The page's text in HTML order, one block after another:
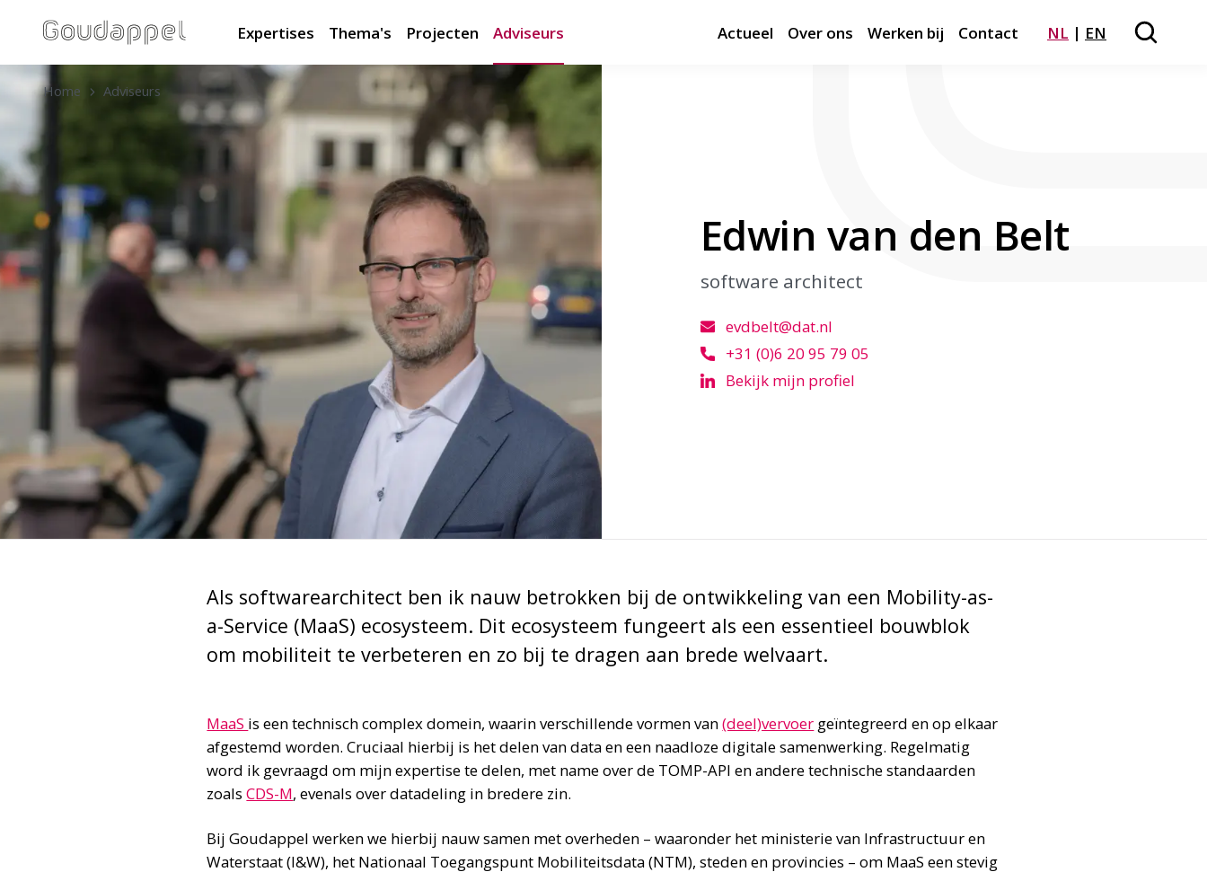
Zoeken
Expertises Thema's Projecten Adviseurs Actueel Over ons Werken bij Contact NL EN
Home Adviseurs
Edwin van den Belt
software architect
evdbelt@dat.nl
+31 (0)6 20 95 79 05
Bekijk mijn profiel
Als softwarearchitect ben ik nauw betrokken bij de ontwikkeling van een Mobility-as-
a-Service (MaaS) ecosysteem. Dit ecosysteem fungeert als een essentieel bouwblok
om mobiliteit te verbeteren en zo bij te dragen aan brede welvaart.
MaaS is een technisch complex domein, waarin verschillende vormen van(deel)vervoer geïntegreerd en op elkaar
afgestemd worden. Cruciaal hierbij is het delen van data en een naadloze digitale samenwerking. Regelmatig
word ik gevraagd om mijn expertise te delen, met name over de TOMP-API en andere technische standaarden
zoalsCDS-M, evenals over datadeling in bredere zin.
Bij Goudappel werken we hierbij nauw samen met overheden – waaronder het ministerie van Infrastructuur en
Waterstaat (I&W), het Nationaal Toegangspunt Mobiliteitsdata (NTM), steden en provincies – om MaaS een stevig